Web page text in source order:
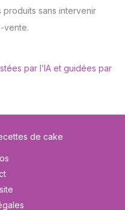
sans intervenir
vente.
par l’IA et guidées par
de cake